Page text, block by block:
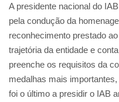
A presidente nacional do
pela condução da
reconhecimento prestado
trajetória da entidade e
preenche os requisitos da
medalhas mais
foi o último a presidir o IAB